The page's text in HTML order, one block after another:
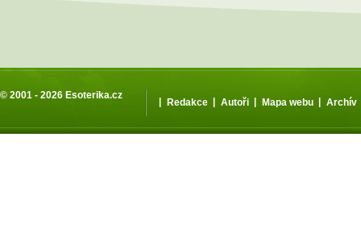
© 2001 - 2026 Esoterika.cz
| Redakce | Autoři | Mapa webu | Archív